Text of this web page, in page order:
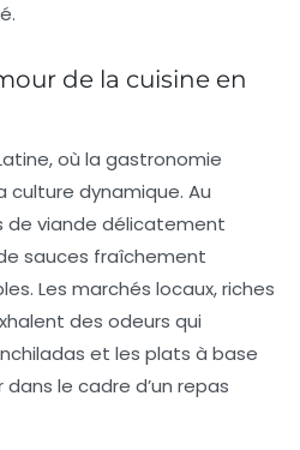
de la cuisine en
où la gastronomie
culture dynamique. Au
de viande délicatement
sauces fraîchement
Les marchés locaux, riches
des odeurs qui
et les plats à base
le cadre d’un repas